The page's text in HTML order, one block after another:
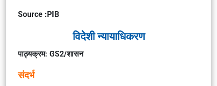
Source :PIB
विदेशी न्यायाधिकरण
पाठ्यक्रम: GS2/शासन
संदर्भ